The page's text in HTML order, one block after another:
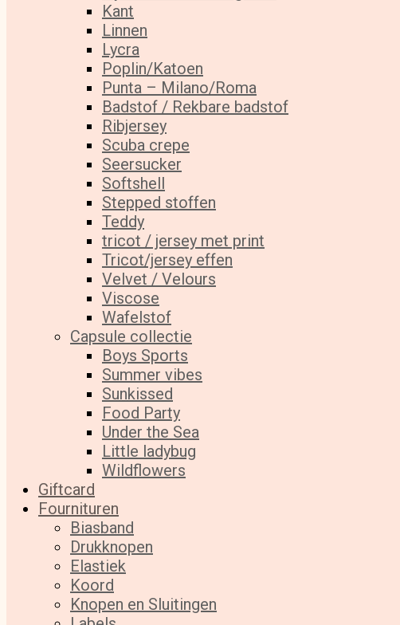
Kant
Linnen
Lycra
Poplin/Katoen
Punta – Milano/Roma
Badstof / Rekbare badstof
Ribjersey
Scuba crepe
Seersucker
Softshell
Stepped stoffen
Teddy
tricot / jersey met print
Tricot/jersey effen
Velvet / Velours
Viscose
Wafelstof
Capsule collectie
Boys Sports
Summer vibes
Sunkissed
Food Party
Under the Sea
Little ladybug
Wildflowers
Giftcard
Fournituren
Biasband
Drukknopen
Elastiek
Koord
Knopen en Sluitingen